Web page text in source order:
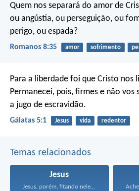
Quem nos separará do amor de
ou angústia, ou perseguição, ou
perigo, ou espada?
Romanos 8:35 amor sofrimento
Para a liberdade foi que Cristo nos
Permanecei, pois, firmes e não vos
a jugo de escravidão.
Gálatas 5:1 Jesus vida redentor
Temas relacionados
Jesus
Jesus, porém, fitando neles...